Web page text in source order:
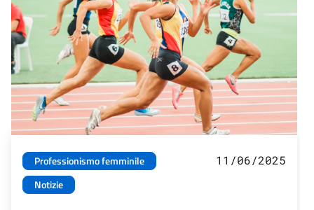
Professionismo femminile
Notizie
11/06/2025